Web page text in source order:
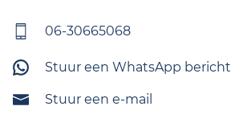
06-30665068
Stuur een WhatsApp bericht
Stuur een e-mail